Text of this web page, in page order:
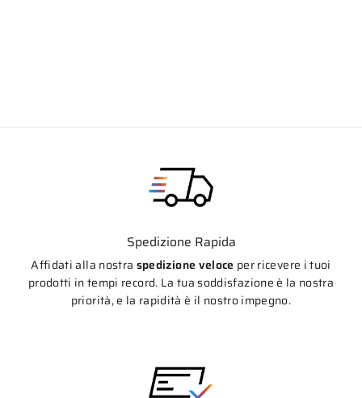
Spedizione Rapida
Affidati alla nostra spedizione veloce per ricevere i tuoi
prodotti in tempi record. La tua soddisfazione è la nostra
priorità, e la rapidità è il nostro impegno.